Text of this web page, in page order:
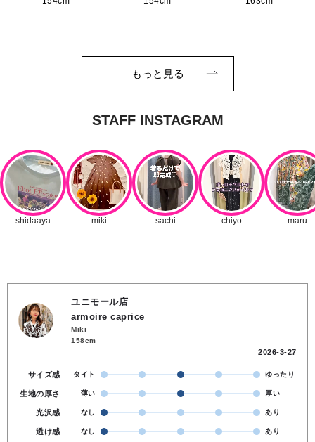
もっと見る
ユニモール店
armoire caprice
Miki
158cm
2026-3-27
サイズ感 タイト ゆったり
生地の厚さ 薄い 厚い
光沢感 なし あり
透け感 なし あり